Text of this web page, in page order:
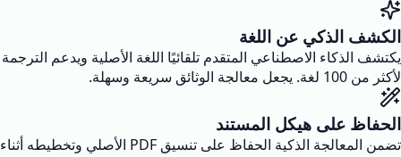
الكشف الذكي عن اللغة
يكتشف الذكاء الاصطناعي المتقدم تلقائيًا اللغة الأصلية ويدعم الترجمة
لأكثر من 100 لغة. يجعل معالجة الوثائق سريعة وسهلة.
الحفاظ على هيكل المستند
تضمن المعالجة الذكية الحفاظ على تنسيق PDF الأصلي وتخطيطه أثناء